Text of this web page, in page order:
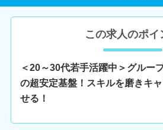
この求人のポイ
＜20～30代若手活躍中＞グルー
の超安定基盤！スキルを磨きキ
せる！